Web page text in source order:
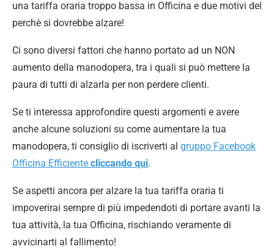
una tariffa oraria troppo bassa in Officina e due motivi del
perchè si dovrebbe alzare!
Ci sono diversi fattori che hanno portato ad un NON
aumento della manodopera, tra i quali si può mettere la
paura di tutti di alzarla per non perdere clienti.
Se ti interessa approfondire questi argomenti e avere
anche alcune soluzioni su come aumentare la tua
manodopera, ti consiglio di iscriverti al gruppo Facebook
Officina Efficiente cliccando qui.
Se aspetti ancora per alzare la tua tariffa oraria ti
impoverirai sempre di più impedendoti di portare avanti la
tua attività, la tua Officina, rischiando veramente di
avvicinarti al fallimento!